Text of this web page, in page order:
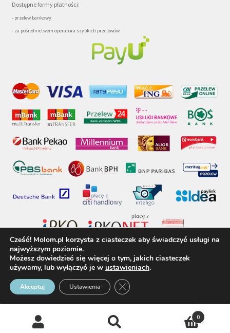
Dostępne formy płatności:
- przelew bankowy
- za pośrednictwem operatora szybkich przelewów
molom.pl © 2017 - Wszelkie prawa zastrzeżone
Szukaj:
0
Cześć! Molom.pl korzysta z ciasteczek aby świadczyć usługi na
najwyższym poziomie.
Możesz dowiedzieć się więcej o tym, jakich ciasteczek
używamy, lub wyłączyć je w ustawieniach.
Akceptuj Ustawienia Zamknij panel powiadomień o